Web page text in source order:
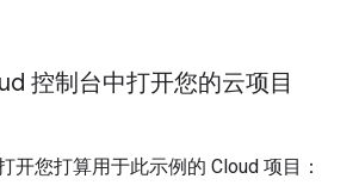
控制台中打开您的云项目
开您打算用于此示例的 Cloud 项目：